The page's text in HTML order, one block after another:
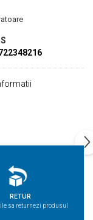
RETUR
sa returnezi produsul